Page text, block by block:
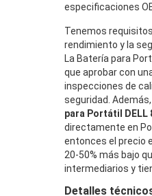
especificaciones
Tenemos
rendimiento y la
La Batería para
que aprobar con
inspecciones de
seguridad.
para Portátil DELL
directamente en
entonces el precio
20-50% más bajo
intermediarios y
Detalles